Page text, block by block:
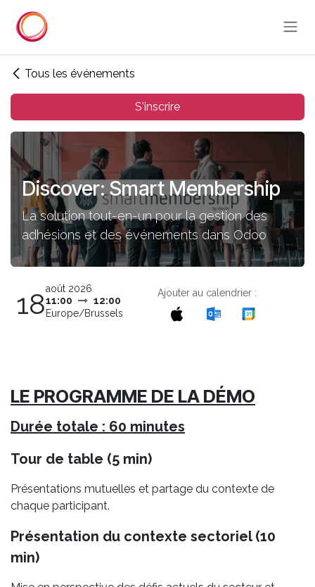
Tous les événements
S'inscrire
Discover: Smart Membership
La solution tout-en-un pour la gestion des
adhésions et des événements dans Odoo
18août 2026
11:00
12:00
Europe/Brussels
Ajouter au calendrier :
LE PROGRAMME DE LA DÉMO
Durée totale : 60 minutes
Tour de table (5 min)
Présentations mutuelles et partage du contexte de
chaque participant.
Présentation du contexte sectoriel (10
min)